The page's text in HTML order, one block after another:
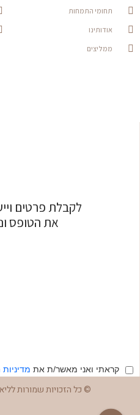
תחומי התמחות
אודותינו
ממליצים
לקבלת פרטים
את הטופס
קראתי ואני מאשר/ת את
© כל הזכויות שמורות